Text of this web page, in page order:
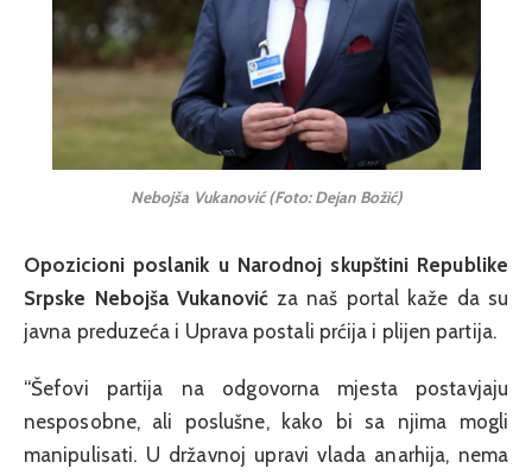
Nebojša Vukanović (Foto: Dejan Božić)
Opozicioni poslanik u Narodnoj skupštini Republike
Srpske Nebojša Vukanović za naš portal kaže da su
javna preduzeća i Uprava postali prćija i plijen partija.
“Šefovi partija na odgovorna mjesta postavjaju
nesposobne, ali poslušne, kako bi sa njima mogli
manipulisati. U državnoj upravi vlada anarhija, nema